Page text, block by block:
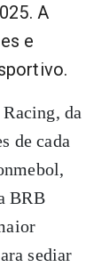
A
e
da
de cada
BRB
sediar